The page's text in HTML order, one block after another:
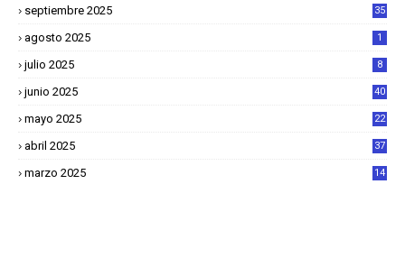
septiembre 2025 35
agosto 2025 1
julio 2025 8
junio 2025 40
mayo 2025
22
abril 2025
37
marzo 2025
14